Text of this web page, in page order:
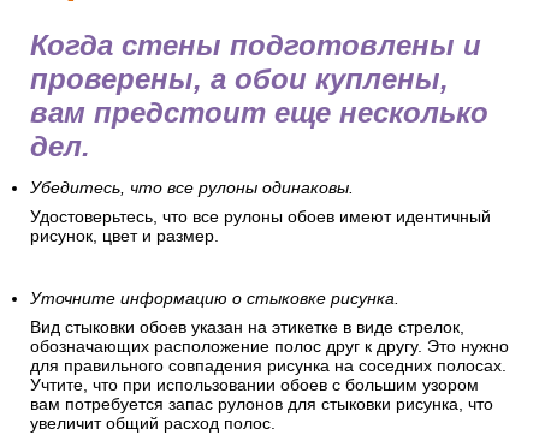
Когда стены подготовлены и
проверены, а обои куплены,
вам предстоит еще несколько
дел.
Убедитесь, что все рулоны одинаковы.
Удостоверьтесь, что все рулоны обоев имеют идентичный
рисунок, цвет и размер.
Уточните информацию о стыковке рисунка.
Вид стыковки обоев указан на этикетке в виде стрелок,
обозначающих расположение полос друг к другу. Это нужно
для правильного совпадения рисунка на соседних полосах.
Учтите, что при использовании обоев с большим узором
вам потребуется запас рулонов для стыковки рисунка, что
увеличит общий расход полос.